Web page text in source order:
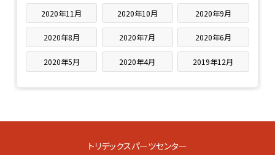
2020年11月 2020年10月 2020年9月
2020年8月 2020年7月 2020年6月
2020年5月 2020年4月 2019年12月
トリデックスパーツセンター